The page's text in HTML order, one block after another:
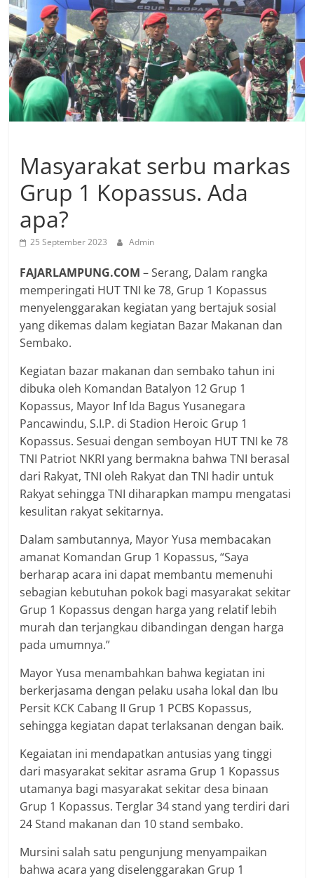
Masyarakat serbu markas
Grup 1 Kopassus. Ada
apa?
25 September 2023 Admin
FAJARLAMPUNG.COM– Serang, Dalam rangka
memperingati HUT TNI ke 78, Grup 1 Kopassus
menyelenggarakan kegiatan yang bertajuk sosial
yang dikemas dalam kegiatan Bazar Makanan dan
Sembako.
Kegiatan bazar makanan dan sembako tahun ini
dibuka oleh Komandan Batalyon 12 Grup 1
Kopassus, Mayor Inf Ida Bagus Yusanegara
Pancawindu, S.I.P. di Stadion Heroic Grup 1
Kopassus. Sesuai dengan semboyan HUT TNI ke 78
TNI Patriot NKRI yang bermakna bahwa TNI berasal
dari Rakyat, TNI oleh Rakyat dan TNI hadir untuk
Rakyat sehingga TNI diharapkan mampu mengatasi
kesulitan rakyat sekitarnya.
Dalam sambutannya, Mayor Yusa membacakan
amanat Komandan Grup 1 Kopassus, “Saya
berharap acara ini dapat membantu memenuhi
sebagian kebutuhan pokok bagi masyarakat sekitar
Grup 1 Kopassus dengan harga yang relatif lebih
murah dan terjangkau dibandingan dengan harga
pada umumnya.”
Mayor Yusa menambahkan bahwa kegiatan ini
berkerjasama dengan pelaku usaha lokal dan Ibu
Persit KCK Cabang II Grup 1 PCBS Kopassus,
sehingga kegiatan dapat terlaksanan dengan baik.
Kegaiatan ini mendapatkan antusias yang tinggi
dari masyarakat sekitar asrama Grup 1 Kopassus
utamanya bagi masyarakat sekitar desa binaan
Grup 1 Kopassus. Terglar 34 stand yang terdiri dari
24 Stand makanan dan 10 stand sembako.
Mursini salah satu pengunjung menyampaikan
bahwa acara yang diselenggarakan Grup 1